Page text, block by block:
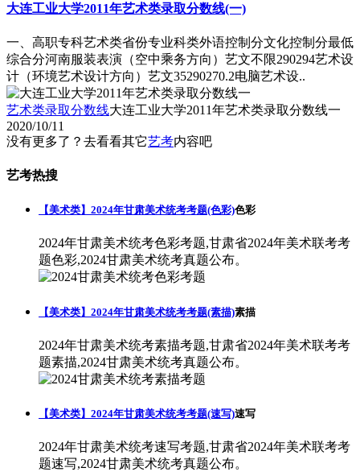
大连工业大学2011年艺术类录取分数线(一)
一、高职专科艺术类省份专业科类外语控制分文化控制分最低
综合分河南服装表演（空中乘务方向）艺文不限290294艺术设
计（环境艺术设计方向）艺文35290270.2电脑艺术设..
艺术类录取分数线大连工业大学2011年艺术类录取分数线一
2020/10/11
没有更多了？去看看其它艺考内容吧
艺考热搜
【美术类】2024年甘肃美术统考考题(色彩)色彩
2024年甘肃美术统考色彩考题,甘肃省2024年美术联考考
题色彩,2024甘肃美术统考真题公布。
【美术类】2024年甘肃美术统考考题(素描)素描
2024年甘肃美术统考素描考题,甘肃省2024年美术联考考
题素描,2024甘肃美术统考真题公布。
【美术类】2024年甘肃美术统考考题(速写)速写
2024年甘肃美术统考速写考题,甘肃省2024年美术联考考
题速写,2024甘肃美术统考真题公布。